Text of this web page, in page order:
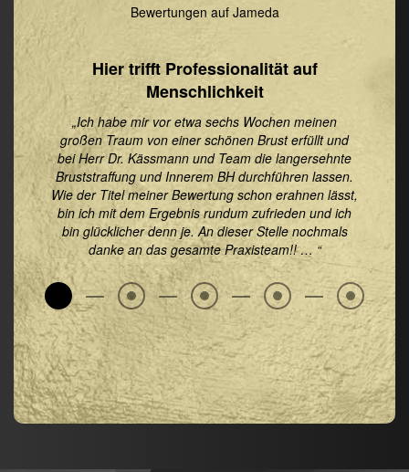
Bewertungen auf Jameda
Dr.
und
Die
ich
sehr
Hier trifft Professionalität auf
Menschlichkeit
„Ich habe mir vor etwa sechs Wochen meinen
großen Traum von einer schönen Brust erfüllt und
bei Herr Dr. Kässmann und Team die langersehnte
Bruststraffung und Innerem BH durchführen lassen.
Wie der Titel meiner Bewertung schon erahnen lässt,
bin ich mit dem Ergebnis rundum zufrieden und ich
bin glücklicher denn je. An dieser Stelle nochmals
danke an das gesamte Praxisteam!! … “